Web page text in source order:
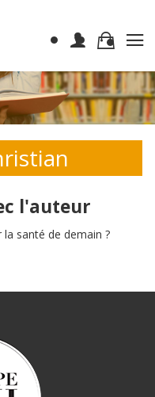
l'auteur
santé de demain ?